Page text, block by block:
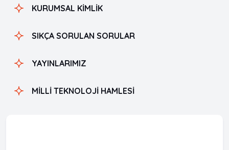
KURUMSAL KİMLİK
SIKÇA SORULAN SORULAR
YAYINLARIMIZ
MİLLİ TEKNOLOJİ HAMLESİ